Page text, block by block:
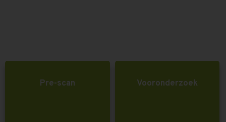
Pre-scan Vooronderzoek